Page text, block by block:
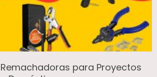
Remachadoras para Proyectos